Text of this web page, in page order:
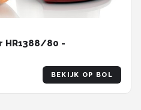
HR1388/80 -
BEKIJK OP BOL